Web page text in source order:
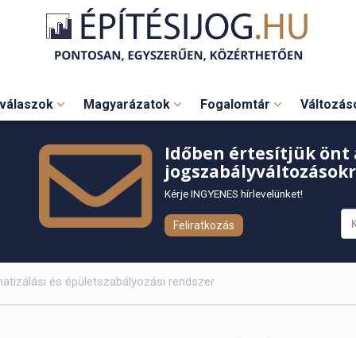
Magyarázatok Fogalomtár
Időben értesítjük önt
Kérje INGYENES hírlevelünket!
Feliratkozás
és épületszabályozási rendszer